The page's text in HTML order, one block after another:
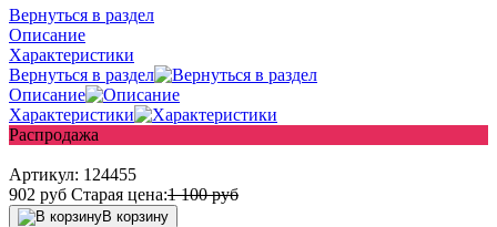
Вернуться в раздел
Описание
Характеристики
Вернуться в раздел
Описание
Характеристики
Распродажа
Артикул: 124455
902 руб Старая цена:1 100руб
В корзину